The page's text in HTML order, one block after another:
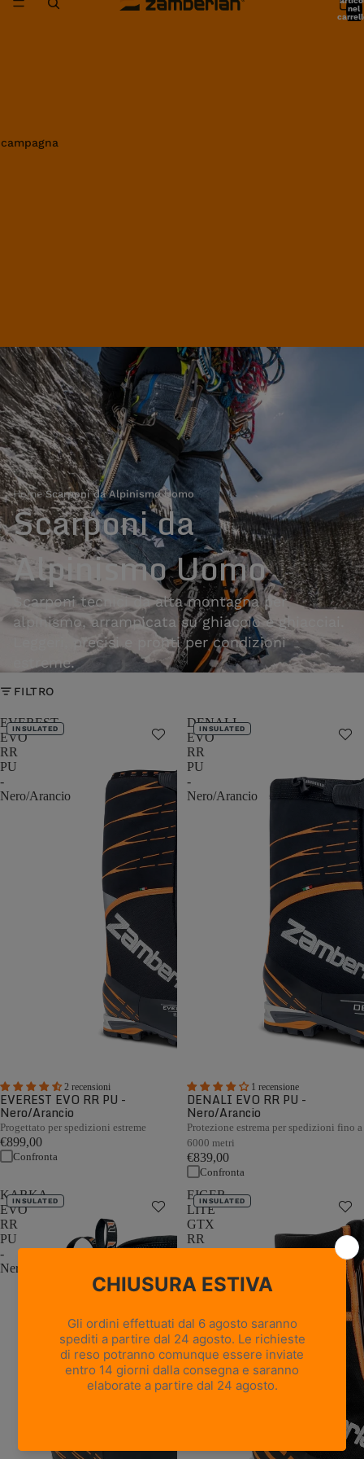
nel
Home›Scarponi da Alpinismo Uomo
Scarponi da
Alpinismo Uomo
Scarponi tecnici da alta montagna per
alpinismo, arrampicata su ghiaccio e ghiacciai.
Leggeri, precisi e pronti per condizioni
estreme.
FILTRO
EVEREST
EVO
RR
PU
-
Nero/Arancio
2 recensioni
INSULATED
EVEREST EVO RR PU -
Nero/Arancio
Progettato per spedizioni estreme
€899,00
Confronta
DENALI
EVO
RR
PU
-
Nero/Arancio
1 recensione
INSULATED
DENALI EVO RR PU -
Nero/Arancio
Protezione estrema per spedizioni fino a
6000 metri
€839,00
Confronta
KARKA
EVO
RR
PU
-
Nero/Arancio
INSULATED
EIGER
LITE
GTX
RR
-
INSULATED